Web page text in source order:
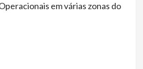
em várias zonas do